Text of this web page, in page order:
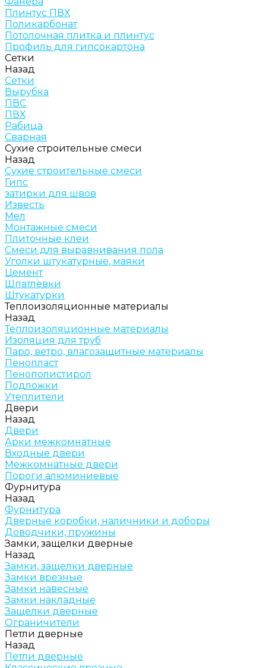
Плинтус ПВХ
Поликарбонат
Потолочная плитка и плинтус
Профиль для гипсокартона
Сетки
Назад
Сетки
Вырубка
ПВС
ПВХ
Рабица
Сварная
Сухие строительные смеси
Назад
Сухие строительные смеси
Гипс
затирки для швов
Известь
Мел
Монтажные смеси
Плиточные клеи
Смеси для выравнивания пола
Уголки штукатурные, маяки
Цемент
Шпатлевки
Штукатурки
Теплоизоляционные материалы
Назад
Теплоизоляционные материалы
Изоляция для труб
Паро, ветро, влагозащитные материалы
Пенопласт
Пенополистирол
Подложки
Утеплители
Двери
Назад
Двери
Арки межкомнатные
Входные двери
Межкомнатные двери
Пороги алюминиевые
Фурнитура
Назад
Фурнитура
Дверные коробки, наличники и доборы
Доводчики, пружины
Замки, защелки дверные
Назад
Замки, защелки дверные
Замки врезные
Замки навесные
Замки накладные
Защелки дверные
Ограничители
Петли дверные
Назад
Петли дверные